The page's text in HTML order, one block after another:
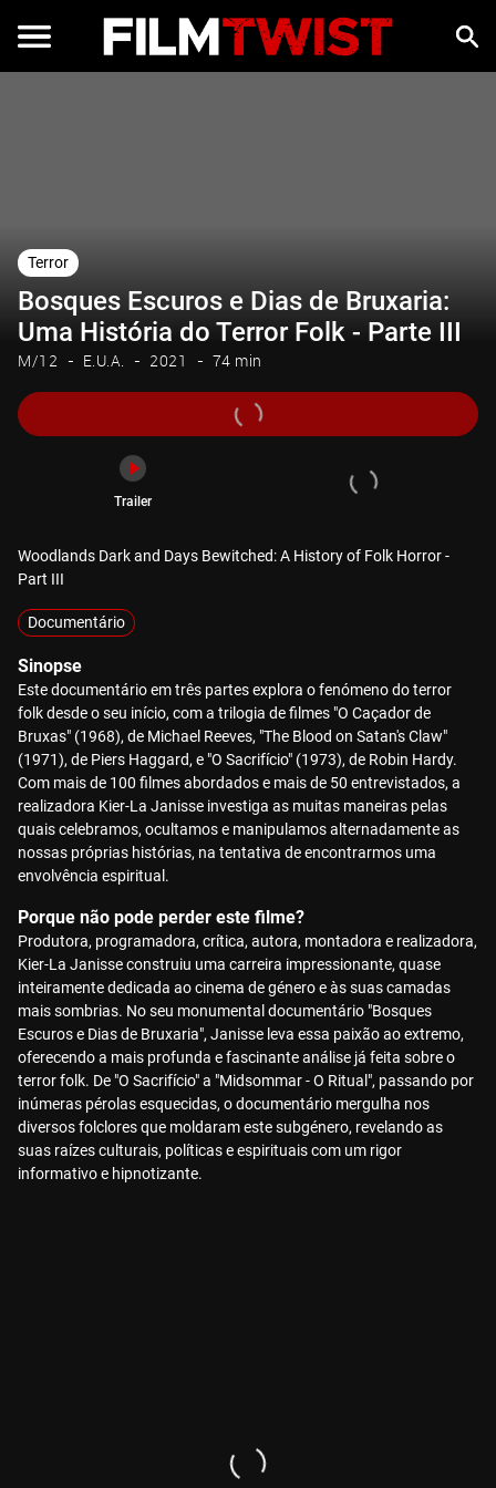
Terror
Bosques Escuros e Dias de Bruxaria:
Uma História do Terror Folk - Parte III
M/12 E.U.A. 2021 74 min
Trailer
Woodlands Dark and Days Bewitched: A History of Folk Horror -
Part III
Documentário
Sinopse
Este documentário em três partes explora o fenómeno do terror
folk desde o seu início, com a trilogia de filmes "O Caçador de
Bruxas" (1968), de Michael Reeves, "The Blood on Satan's Claw"
(1971), de Piers Haggard, e "O Sacrifício" (1973), de Robin Hardy.
Com mais de 100 filmes abordados e mais de 50 entrevistados, a
realizadora Kier-La Janisse investiga as muitas maneiras pelas
quais celebramos, ocultamos e manipulamos alternadamente as
nossas próprias histórias, na tentativa de encontrarmos uma
envolvência espiritual.
Porque não pode perder este filme?
Produtora, programadora, crítica, autora, montadora e realizadora,
Kier-La Janisse construiu uma carreira impressionante, quase
inteiramente dedicada ao cinema de género e às suas camadas
mais sombrias. No seu monumental documentário "Bosques
Escuros e Dias de Bruxaria", Janisse leva essa paixão ao extremo,
oferecendo a mais profunda e fascinante análise já feita sobre o
terror folk. De "O Sacrifício" a "Midsommar - O Ritual", passando por
inúmeras pérolas esquecidas, o documentário mergulha nos
diversos folclores que moldaram este subgénero, revelando as
suas raízes culturais, políticas e espirituais com um rigor
informativo e hipnotizante.